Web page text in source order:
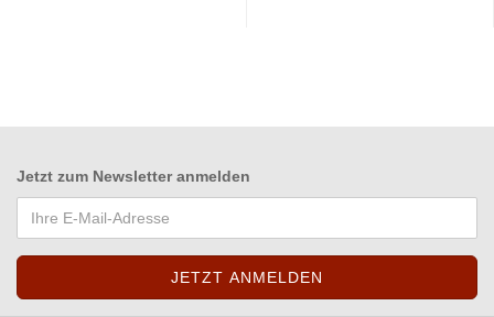
Jetzt zum Newsletter anmelden